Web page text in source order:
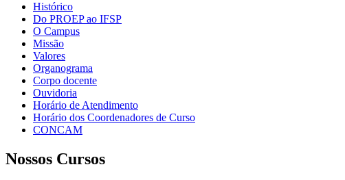
Histórico
Do PROEP ao IFSP
O Campus
Missão
Valores
Organograma
Corpo docente
Ouvidoria
Horário de Atendimento
Horário dos Coordenadores de Curso
CONCAM
Nossos Cursos